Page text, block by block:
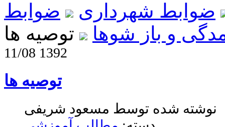
ضوابط شهرداری
ضوابط
و باز شوها
توصیه ها
11/08 1392
توصیه ها
نوشته شده توسط مسعود شریفی